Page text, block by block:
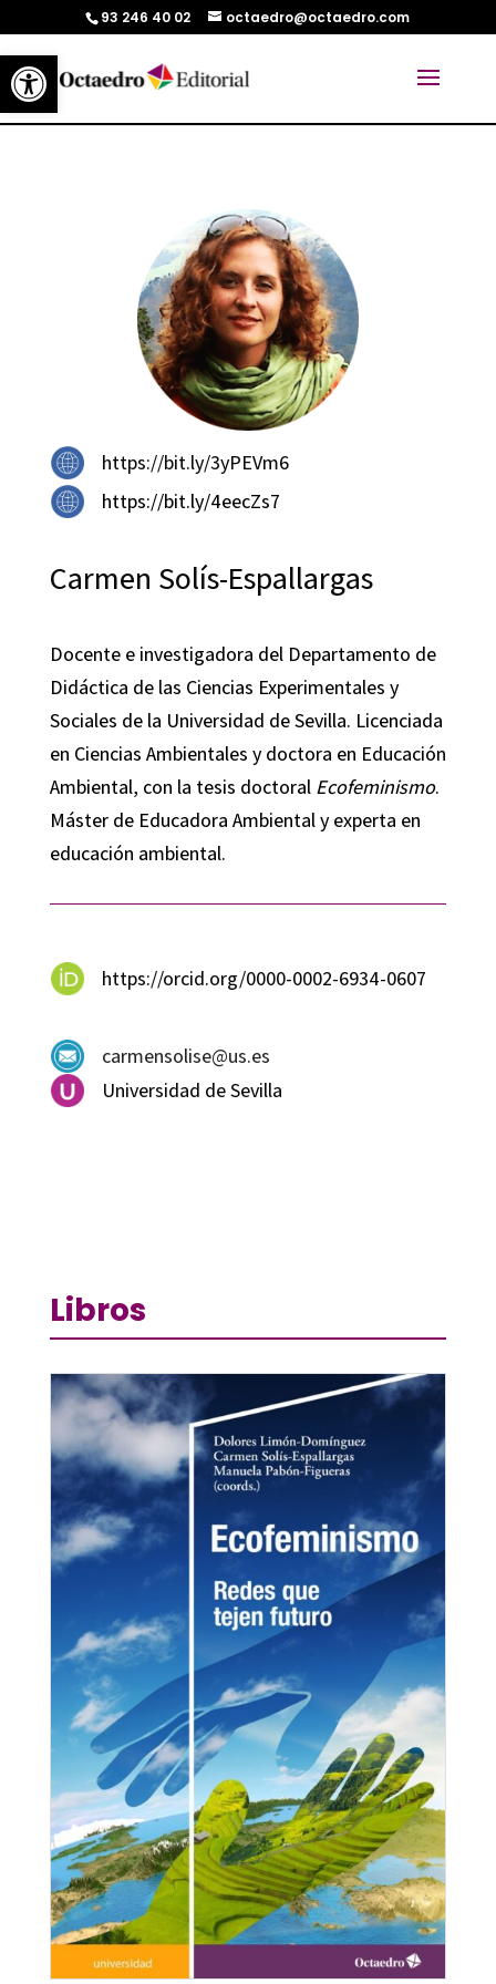
Abrir barra de herramientas
93 246 40 02 octaedro@octaedro.com
https://bit.ly/3yPEVm6
https://bit.ly/4eecZs7
Carmen Solís-Espallargas
Docente e investigadora del Departamento de
Didáctica de las Ciencias Experimentales y
Sociales de la Universidad de Sevilla. Licenciada
en Ciencias Ambientales y doctora en Educación
Ambiental, con la tesis doctoral Ecofeminismo.
Máster de Educadora Ambiental y experta en
educación ambiental.
https://orcid.org/0000-0002-6934-0607
carmensolise@us.es
Universidad de Sevilla
Libros